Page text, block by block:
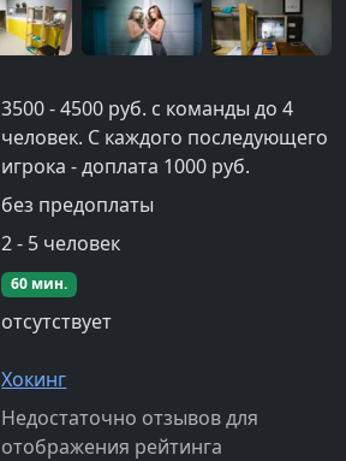
3500 - 4500 руб. с команды до 4
человек. С каждого последующего
игрока - доплата 1000 руб.
без предоплаты
2- 5 человек
60 мин.
отсутствует
Хокинг
Недостаточно отзывов для
отображения рейтинга